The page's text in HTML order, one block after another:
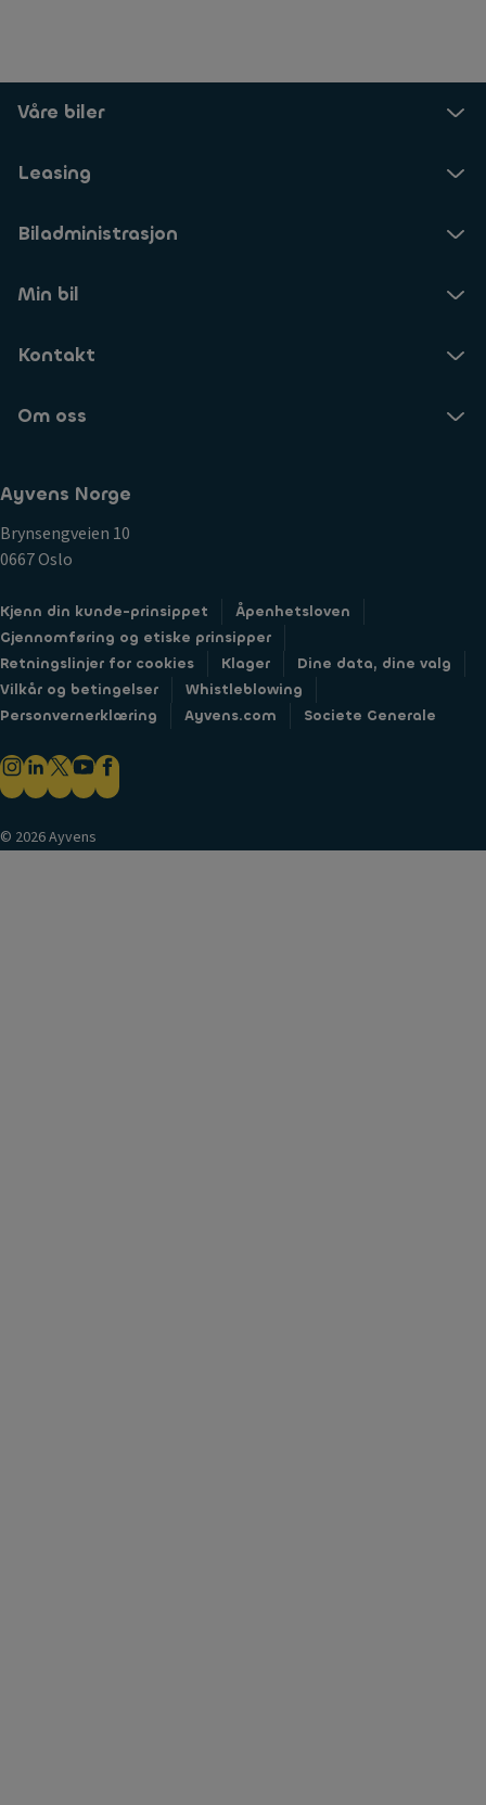
Våre biler
Leasing
Biladministrasjon
Min bil
Kontakt
Om oss
Ayvens Norge
Brynsengveien 10
0667 Oslo
Kjenn din kunde-prinsippet
Åpenhetsloven
Gjennomføring og etiske prinsipper
Retningslinjer for cookies
Klager
Dine data, dine valg
Vilkår og betingelser
Whistleblowing
Personvernerklæring
Ayvens.com Societe Generale
© 2026 Ayvens